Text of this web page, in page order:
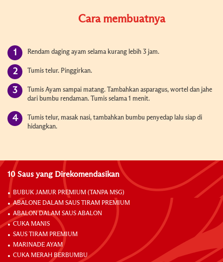
Cara membuatnya
Rendam daging ayam selama kurang lebih 3 jam.
Tumis telur. Pinggirkan.
Tumis Ayam sampai matang. Tambahkan asparagus, wortel dan jahe
dari bumbu rendaman. Tumis selama 1 menit.
Tumis telur, masak nasi, tambahkan bumbu penyedap lalu siap di
hidangkan.
10 Saus yang Direkomendasikan
BUBUK JAMUR PREMIUM (TANPA MSG)
ABALONE DALAM SAUS TIRAM PREMIUM
ABALON DALAM SAUS ABALON
CUKA MANIS
SAUS TIRAM PREMIUM
MARINADE AYAM
CUKA MERAH BERBUMBU